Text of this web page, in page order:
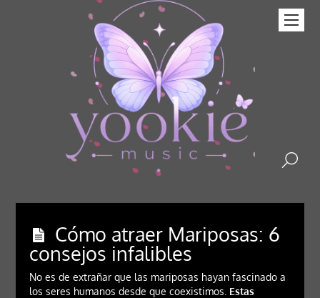
Cómo atraer Mariposas: 6
consejos infalibles
No es de extrañar que las mariposas hayan fascinado a
los seres humanos desde que coexistimos. Estas